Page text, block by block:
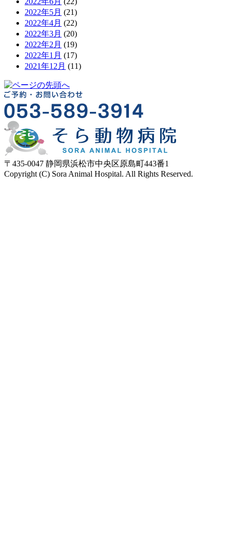
2022年5月 (21)
2022年4月 (22)
2022年3月 (20)
2022年2月 (19)
2022年1月 (17)
2021年12月 (11)
〒435-0047 静岡県浜松市中央区原島町443番1
Copyright (C) Sora Animal Hospital. All Rights Reserved.